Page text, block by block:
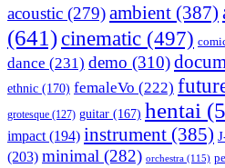
acoustic (279)ambient (387)
(641)cinematic (497)
dance (231) demo (310)
ethnic (170) femaleVo (222)
grotesque (127) guitar (167) hentai
impact (194) instrument (385)
(203) minimal (282) orchestra (115)